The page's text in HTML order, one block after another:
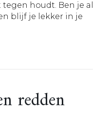
houdt. Ben je al
blijf je lekker in je
redden